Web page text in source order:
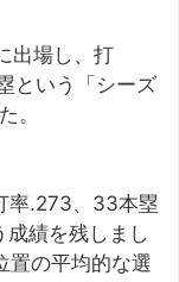
出場し、打
という「シーズ
。
率.273、33本塁
績を残しまし
置の平均的な選